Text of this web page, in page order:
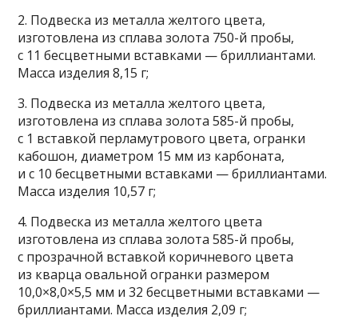
2. Подвеска из металла желтого цвета,
изготовлена из сплава золота 750-й пробы,
с 11 бесцветными вставками — бриллиантами.
Масса изделия 8,15 г;
3. Подвеска из металла желтого цвета,
изготовлена из сплава золота 585-й пробы,
с 1 вставкой перламутрового цвета, огранки
кабошон, диаметром 15 мм из карбоната,
и с 10 бесцветными вставками — бриллиантами.
Масса изделия 10,57 г;
4. Подвеска из металла желтого цвета
изготовлена из сплава золота 585-й пробы,
с прозрачной вставкой коричневого цвета
из кварца овальной огранки размером
10,0×8,0×5,5 мм и 32 бесцветными вставками —
бриллиантами. Масса изделия 2,09 г;